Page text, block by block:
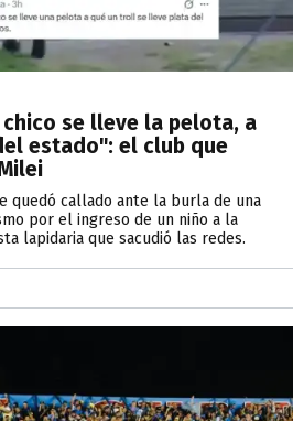
se lleve la pelota, a
estado": el club que
quedó callado ante la burla de una
por el ingreso de un niño a la
lapidaria que sacudió las redes.